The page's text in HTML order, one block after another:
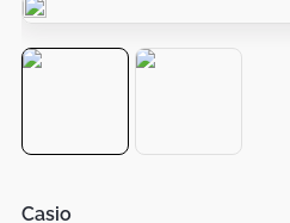
Casio
Cuadro
Sillas